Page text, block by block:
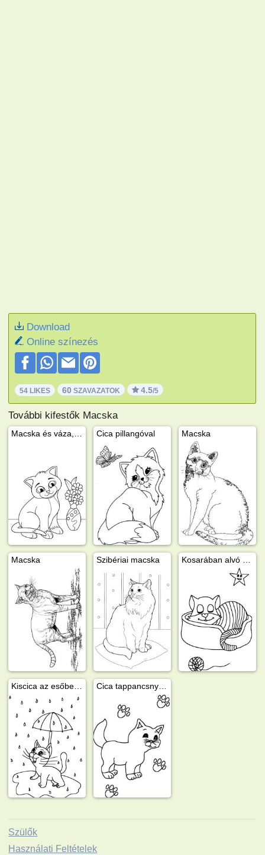
Download
Online színezés
54 LIKES 60 SZAVAZATOK 4.5/5
További kifestők Macska
Cica pillangóval Macska
Macska Szibériai macska
Szülők
Használati Feltételek